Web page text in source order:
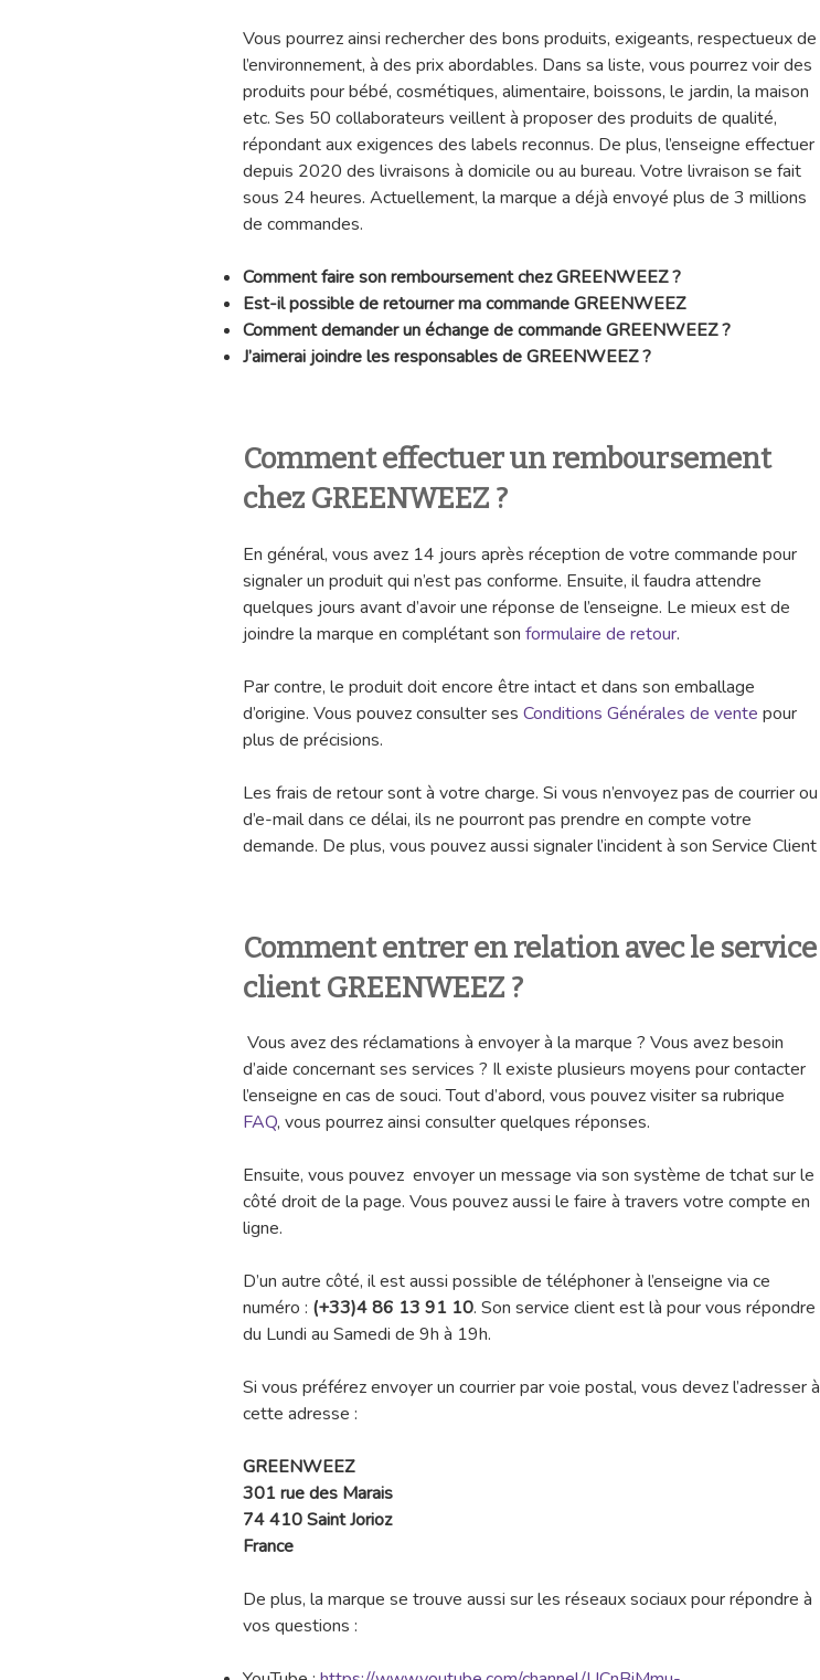
Vous pourrez ainsi rechercher des bons produits, exigeants, respectueux de
l’environnement, à des prix abordables. Dans sa liste, vous pourrez voir des
produits pour bébé, cosmétiques, alimentaire, boissons, le jardin, la maison
etc. Ses 50 collaborateurs veillent à proposer des produits de qualité,
répondant aux exigences des labels reconnus. De plus, l’enseigne effectuer
depuis 2020 des livraisons à domicile ou au bureau. Votre livraison se fait
sous 24 heures. Actuellement, la marque a déjà envoyé plus de 3 millions
de commandes.
Comment faire son remboursement chez GREENWEEZ ?
Est-il possible de retourner ma commande GREENWEEZ
Comment demander un échange de commande GREENWEEZ ?
J’aimerai joindre les responsables de GREENWEEZ ?
Comment effectuer un remboursement
chez GREENWEEZ ?
En général, vous avez 14 jours après réception de votre commande pour
signaler un produit qui n’est pas conforme. Ensuite, il faudra attendre
quelques jours avant d’avoir une réponse de l’enseigne. Le mieux est de
joindre la marque en complétant son formulaire de retour.
Par contre, le produit doit encore être intact et dans son emballage
d’origine. Vous pouvez consulter ses Conditions Générales de vente pour
plus de précisions.
Les frais de retour sont à votre charge. Si vous n’envoyez pas de courrier ou
d’e-mail dans ce délai, ils ne pourront pas prendre en compte votre
demande. De plus, vous pouvez aussi signaler l’incident à son Service Client
Comment entrer en relation avec le service
client GREENWEEZ ?
Vous avez des réclamations à envoyer à la marque ? Vous avez besoin
d’aide concernant ses services ? Il existe plusieurs moyens pour contacter
l’enseigne en cas de souci. Tout d’abord, vous pouvez visiter sa rubrique
FAQ, vous pourrez ainsi consulter quelques réponses.
Ensuite, vous pouvez envoyer un message via son système de tchat sur le
côté droit de la page. Vous pouvez aussi le faire à travers votre compte en
ligne.
D’un autre côté, il est aussi possible de téléphoner à l’enseigne via ce
numéro : (+33)4 86 13 91 10. Son service client est là pour vous répondre
du Lundi au Samedi de 9h à 19h.
Si vous préférez envoyer un courrier par voie postal, vous devez l’adresser à
cette adresse :
GREENWEEZ
301 rue des Marais
74 410 Saint Jorioz
France
De plus, la marque se trouve aussi sur les réseaux sociaux pour répondre à
vos questions :